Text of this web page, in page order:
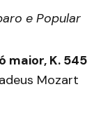
e Popular
maior, K. 545
Mozart